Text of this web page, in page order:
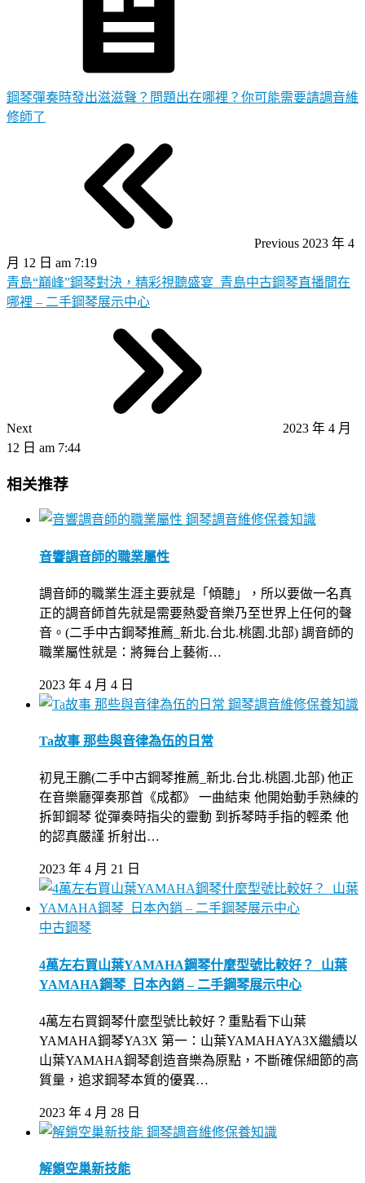
鋼琴彈奏時發出滋滋聲？問題出在哪裡？你可能需要請調音維
修師了
Previous 2023 年 4
月 12 日 am 7:19
青島“巔峰”鋼琴對決，精彩視聽盛宴_青島中古鋼琴直播間在
哪裡 – 二手鋼琴展示中心
Next
2023 年 4 月
12 日 am 7:44
相关推荐
鋼琴調音維修保養知識
音響調音師的職業屬性
調音師的職業生涯主要就是「傾聽」，所以要做一名真
正的調音師首先就是需要熱愛音樂乃至世界上任何的聲
音。(二手中古鋼琴推薦_新北.台北.桃園.北部) 調音師的
職業屬性就是：將舞台上藝術…
2023 年 4 月 4 日
鋼琴調音維修保養知識
Ta故事 那些與音律為伍的日常
初見王鵬(二手中古鋼琴推薦_新北.台北.桃園.北部) 他正
在音樂廳彈奏那首《成都》 一曲結束 他開始動手熟練的
拆卸鋼琴 從彈奏時指尖的靈動 到拆琴時手指的輕柔 他
的認真嚴謹 折射出…
2023 年 4 月 21 日
中古鋼琴
4萬左右買山葉YAMAHA鋼琴什麼型號比較好？_山葉
YAMAHA鋼琴_日本內銷 – 二手鋼琴展示中心
4萬左右買鋼琴什麼型號比較好？重點看下山葉
YAMAHA鋼琴YA3X 第一：山葉YAMAHAYA3X繼續以
山葉YAMAHA鋼琴創造音樂為原點，不斷確保細節的高
質量，追求鋼琴本質的優異…
2023 年 4 月 28 日
鋼琴調音維修保養知識
解鎖空巢新技能